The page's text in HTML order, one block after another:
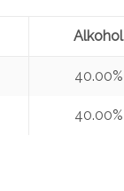
Alkohol
40.00%
40.00%